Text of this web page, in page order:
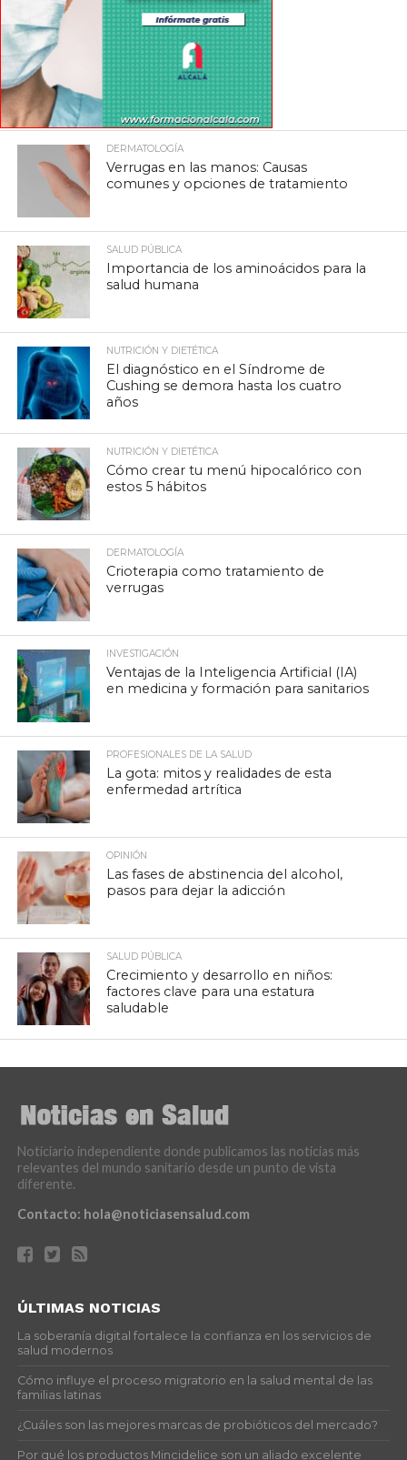
DERMATOLOGÍA
Verrugas en las manos: Causas
comunes y opciones de tratamiento
SALUD PÚBLICA
Importancia de los aminoácidos para la
salud humana
NUTRICIÓN Y DIETÉTICA
El diagnóstico en el Síndrome de
Cushing se demora hasta los cuatro
años
NUTRICIÓN Y DIETÉTICA
Cómo crear tu menú hipocalórico con
estos 5 hábitos
DERMATOLOGÍA
Crioterapia como tratamiento de
verrugas
INVESTIGACIÓN
Ventajas de la Inteligencia Artificial (IA)
en medicina y formación para sanitarios
PROFESIONALES DE LA SALUD
La gota: mitos y realidades de esta
enfermedad artrítica
OPINIÓN
Las fases de abstinencia del alcohol,
pasos para dejar la adicción
SALUD PÚBLICA
Crecimiento y desarrollo en niños:
factores clave para una estatura
saludable
Noticiario independiente donde publicamos las noticias más
relevantes del mundo sanitario desde un punto de vista
diferente.
Contacto: hola@noticiasensalud.com
ÚLTIMAS NOTICIAS
La soberanía digital fortalece la confianza en los servicios de
salud modernos
Cómo influye el proceso migratorio en la salud mental de las
familias latinas
¿Cuáles son las mejores marcas de probióticos del mercado?
Por qué los productos Mincidelice son un aliado excelente